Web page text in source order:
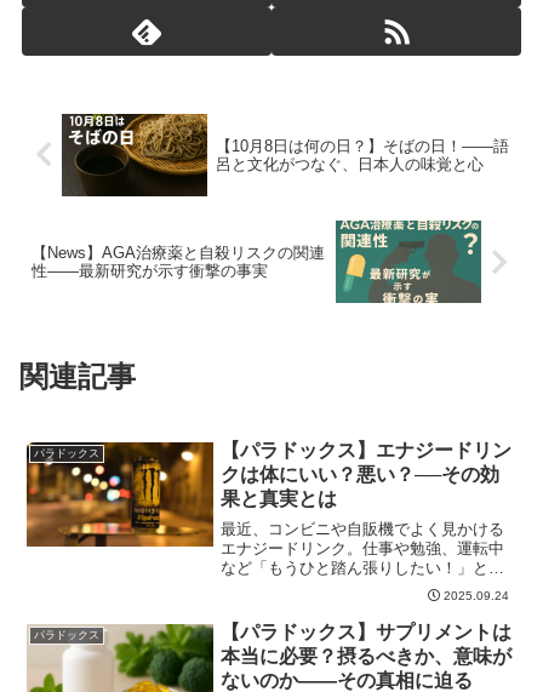
【10月8日は何の日？】そばの日！――語
呂と文化がつなぐ、日本人の味覚と心
【News】AGA治療薬と自殺リスクの関連
性――最新研究が示す衝撃の事実
関連記事
パラドックス
【パラドックス】エナジードリン
クは体にいい？悪い？──その効
果と真実とは
最近、コンビニや自販機でよく見かける
エナジードリンク。仕事や勉強、運転中
など「もうひと踏ん張りしたい！」とい
2025.09.24
パラドックス
【パラドックス】サプリメントは
本当に必要？摂るべきか、意味が
ないのか――その真相に迫る